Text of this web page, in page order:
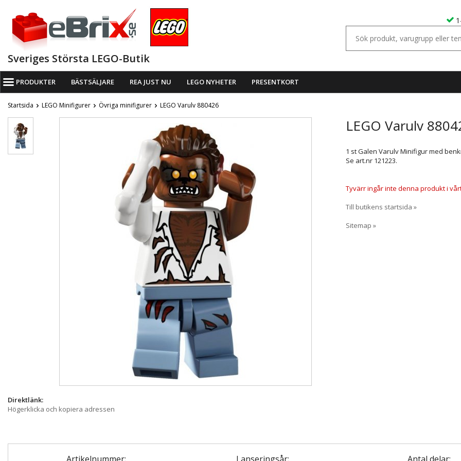
Sveriges Största LEGO-Butik
PRODUKTER BÄSTSÄLJARE REA JUST NU LEGO NYHETER PRESENTKORT
Startsida LEGO Minifigurer Övriga minifigurer LEGO Varulv 880426
LEGO Varulv
1 st Galen Varulv Minifigur med
Se art.nr 121223.
Tyvärr ingår inte denna produkt i
Till butikens startsida »
Sitemap »
Direktlänk:
Högerklicka och kopiera adressen